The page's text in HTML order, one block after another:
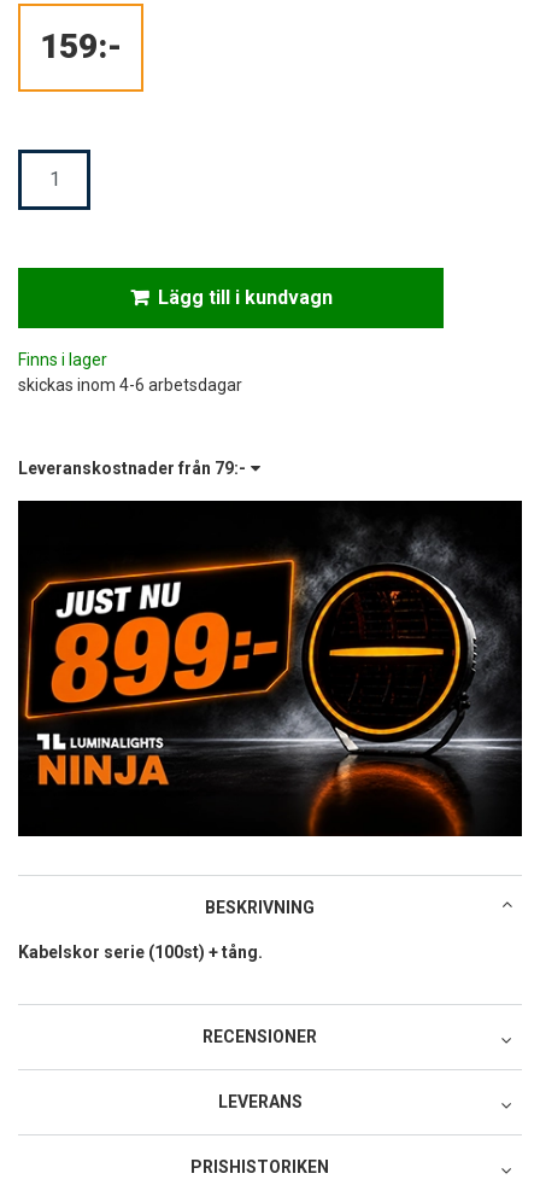
159:-
Finns i lager
skickas inom 4-6 arbetsdagar
Leveranskostnader från 79:-
Mängd
Lägg till i kundvagn
BESKRIVNING
Kabelskor serie (100st) + tång.
RECENSIONER
LEVERANS
Postnord MyPack Collect
PRISHISTORIKEN